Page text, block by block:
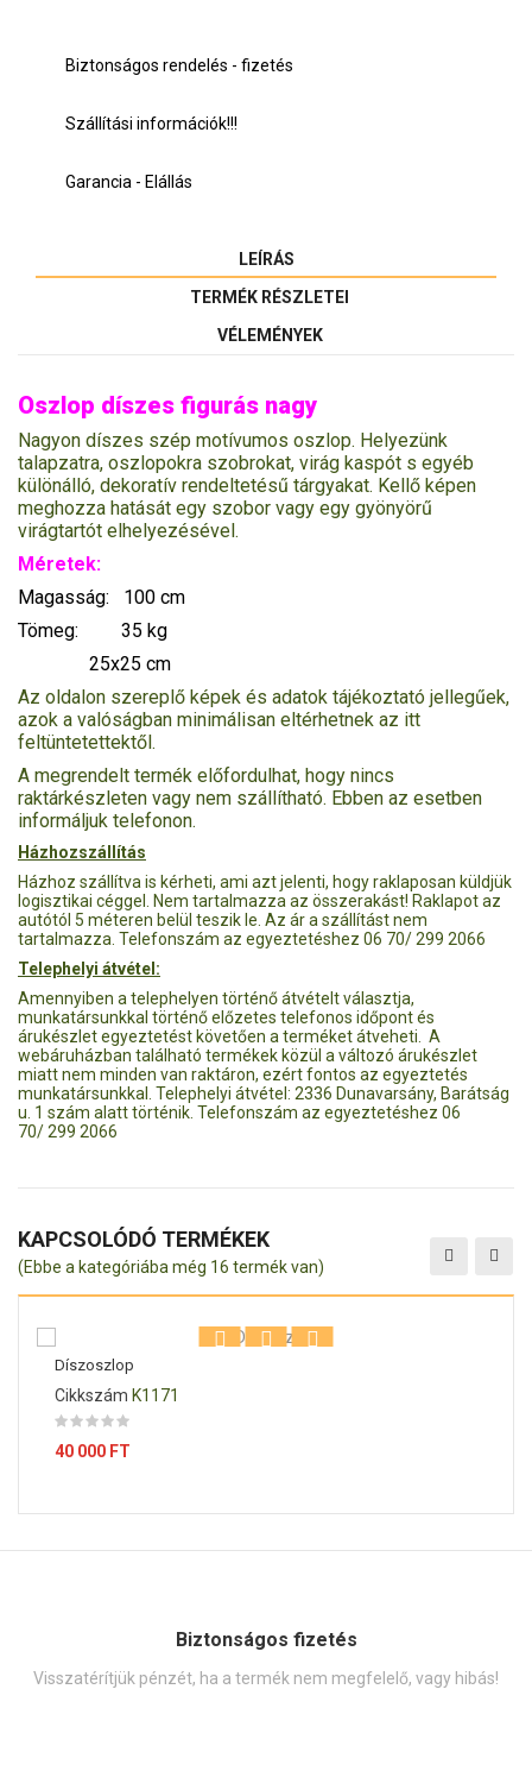
Biztonságos rendelés - fizetés
Szállítási információk!!!
Garancia - Elállás
LEÍRÁS
TERMÉK RÉSZLETEI
VÉLEMÉNYEK
Oszlop díszes figurás nagy
Nagyon díszes szép motívumos oszlop. Helyezünk
talapzatra, oszlopokra szobrokat, virág kaspót s egyéb
különálló, dekoratív rendeltetésű tárgyakat. Kellő képen
meghozza hatását egy szobor vagy egy gyönyörű
virágtartót elhelyezésével.
Méretek:
Magasság: 100 cm
Tömeg: 35 kg
25x25 cm
Az oldalon szereplő képek és adatok tájékoztató jellegűek,
azok a valóságban minimálisan eltérhetnek az itt
feltüntetettektől.
A megrendelt termék előfordulhat, hogy nincs
raktárkészleten vagy nem szállítható. Ebben az esetben
informáljuk telefonon.
Házhozszállítás
Házhoz szállítva is kérheti, ami azt jelenti, hogy raklaposan küldjük
logisztikai céggel. Nem tartalmazza az összerakást! Raklapot az
autótól 5 méteren belül teszik le. Az ár a szállítást nem
tartalmazza. Telefonszám az egyeztetéshez 06 70/ 299 2066
Telephelyi átvétel:
Amennyiben a telephelyen történő átvételt választja,
munkatársunkkal történő előzetes telefonos időpont és
árukészlet egyeztetést követően a terméket átveheti. A
webáruházban található termékek közül a változó árukészlet
miatt nem minden van raktáron, ezért fontos az egyeztetés
munkatársunkkal. Telephelyi átvétel: 2336 Dunavarsány, Barátság
u. 1 szám alatt történik. Telefonszám az egyeztetéshez 06
70/ 299 2066
KAPCSOLÓDÓ TERMÉKEK
(Ebbe a kategóriába még 16 termék van)
Díszoszlop
Cikkszám K1171
Ár
40 000 FT
Biztonságos fizetés
Visszatérítjük pénzét, ha a termék nem megfelelő, vagy hibás!